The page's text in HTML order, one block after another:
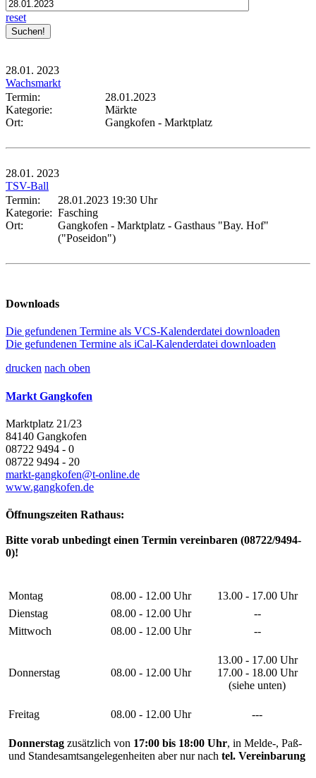
reset
28.01. 2023
Wachsmarkt
Termin:
28.01.2023
Kategorie:
Märkte
Ort:
Gangkofen - Marktplatz
28.01. 2023
TSV-Ball
Termin:
28.01.2023 19:30 Uhr
Kategorie: Fasching
Ort:
Gangkofen - Marktplatz - Gasthaus "Bay. Hof"
("Poseidon")
Downloads
Die gefundenen Termine als VCS-Kalenderdatei downloaden
Die gefundenen Termine als iCal-Kalenderdatei downloaden
drucken nach oben
Markt Gangkofen
Marktplatz 21/23
84140 Gangkofen
08722 9494 - 0
08722 9494 - 20
markt-gangkofen@t-online.de
www.gangkofen.de
Öffnungszeiten Rathaus:
Bitte vorab unbedingt einen Termin vereinbaren (08722/9494-
0)!
Montag 08.00 - 12.00 Uhr
13.00 - 17.00 Uhr
Dienstag
08.00 - 12.00 Uhr
--
Mittwoch
08.00 - 12.00 Uhr --
Donnerstag 08.00 - 12.00 Uhr
13.00 - 17.00 Uhr
17.00 - 18.00 Uhr
(siehe unten)
Freitag 08.00 - 12.00 Uhr ---
Donnerstag zusätzlich von 17:00 bis 18:00 Uhr, in Melde-, Paß-
und Standesamtsangelegenheiten aber nur nach tel. Vereinbarung